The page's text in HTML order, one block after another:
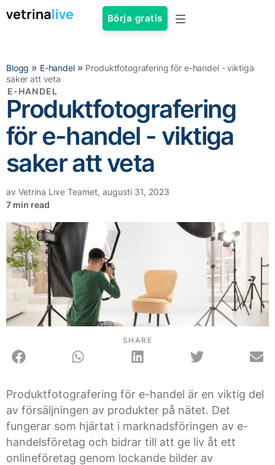
Börja gratis
Blogg » E-handel» Produktfotografering för e-handel - viktiga
saker att veta
E-HANDEL
Produktfotografering
för e-handel - viktiga
saker att veta
av Vetrina Live Teamet, augusti 31, 2023
SHARE
Produktfotografering för e-handel är en viktig del
av försäljningen av produkter på nätet. Det
fungerar som hjärtat i marknadsföringen av e-
handelsföretag och bidrar till att ge liv åt ett
onlineföretag genom lockande bilder av